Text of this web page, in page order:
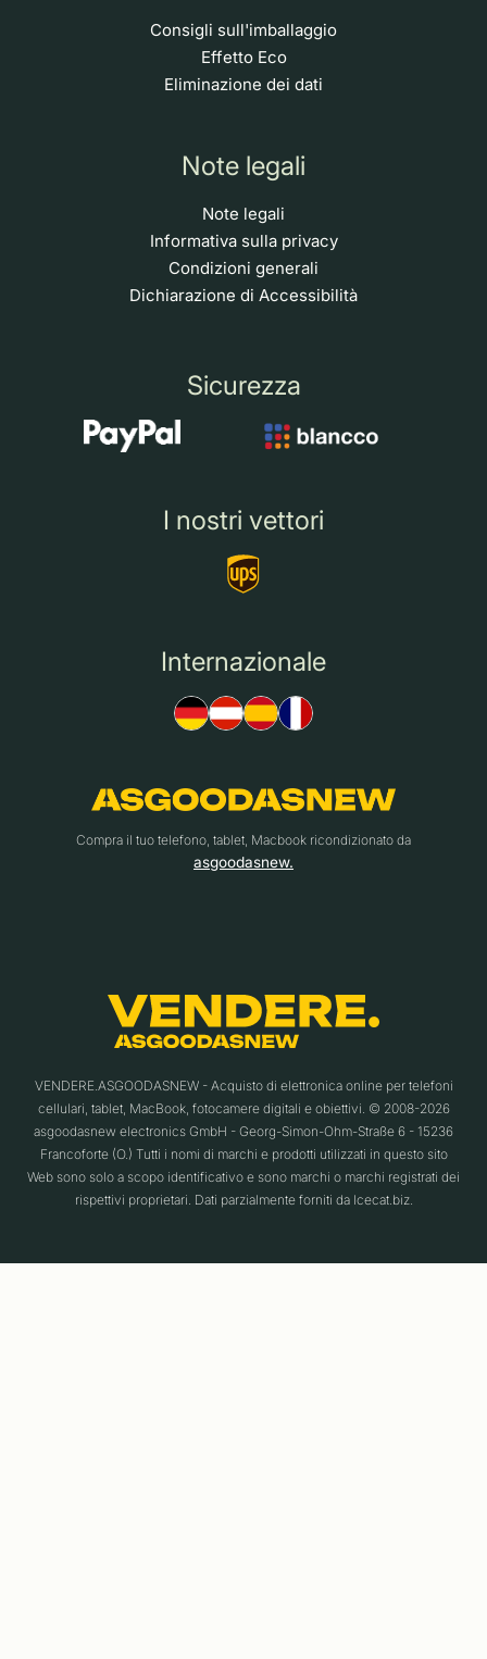
Consigli sull'imballaggio
Effetto Eco
Eliminazione dei dati
Note legali
Note legali
Informativa sulla privacy
Condizioni generali
Dichiarazione di Accessibilità
Sicurezza
I nostri vettori
Internazionale
Compra il tuo telefono, tablet, Macbook ricondizionato da
asgoodasnew.
VENDERE.ASGOODASNEW - Acquisto di elettronica online per telefoni
cellulari, tablet, MacBook, fotocamere digitali e obiettivi. © 2008-2026
asgoodasnew electronics GmbH - Georg-Simon-Ohm-Straße 6 - 15236
Francoforte (O.) Tutti i nomi di marchi e prodotti utilizzati in questo sito
Web sono solo a scopo identificativo e sono marchi o marchi registrati dei
rispettivi proprietari. Dati parzialmente forniti da Icecat.biz.